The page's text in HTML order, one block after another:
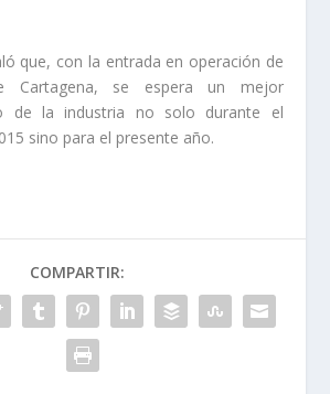
que, con la entrada en operación de
Cartagena, se espera un mejor
de la industria no solo durante el
sino para el presente año.
COMPARTIR: